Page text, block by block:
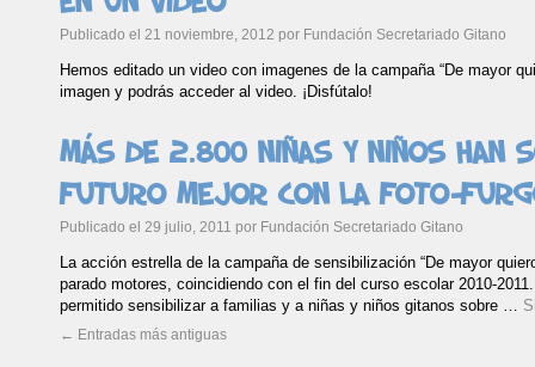
Publicado el 21 noviembre, 2012 por Fundación Secretariado Gitano
Hemos editado un video con imagenes de la campaña “De mayor
imagen y podrás acceder al video. ¡Disfútalo!
Más de 2.800 niñas y niños han
futuro mejor con la foto-
Publicado el 29 julio, 2011 por Fundación Secretariado Gitano
La acción estrella de la campaña de sensibilización “De mayor
parado motores, coincidiendo con el fin del curso escolar 2010-
permitido sensibilizar a familias y a niñas y niños gitanos sobre …
← Entradas más antiguas